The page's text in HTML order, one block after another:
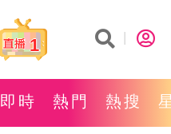
1
即時 熱門 熱搜